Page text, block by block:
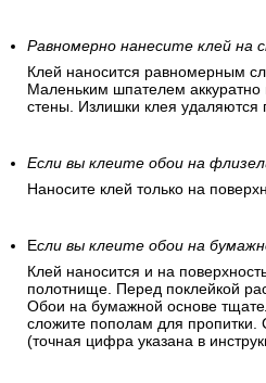
Равномерно нанесите клей на
Клей наносится равномерным
Маленьким шпателем аккуратно
стены. Излишки клея удаляются
Если вы клеите обои на
Наносите клей только на
Если вы клеите обои на
Клей наносится и на
полотнище. Перед поклейкой
Обои на бумажной основе
сложите пополам для пропитки.
(точная цифра указана в